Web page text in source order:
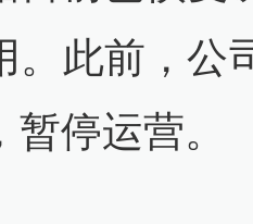
。此前，公
暂停运营。